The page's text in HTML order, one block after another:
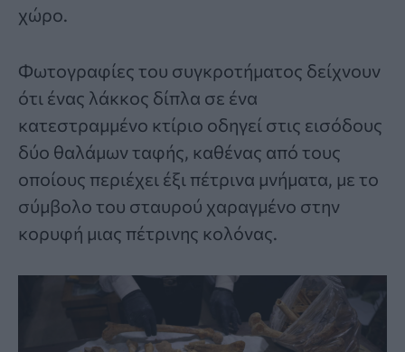
χώρο.
Φωτογραφίες του συγκροτήματος δείχνουν
ότι ένας λάκκος δίπλα σε ένα
κατεστραμμένο κτίριο οδηγεί στις εισόδους
δύο θαλάμων ταφής, καθένας από τους
οποίους περιέχει έξι πέτρινα μνήματα, με το
σύμβολο του σταυρού χαραγμένο στην
κορυφή μιας πέτρινης κολόνας.